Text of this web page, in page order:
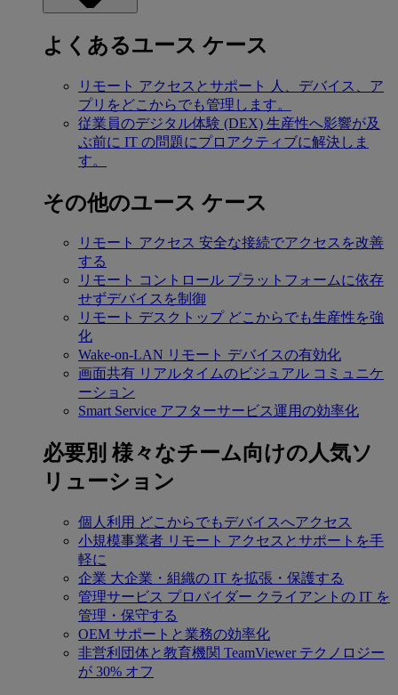
よくあるユース ケース
リモート アクセスとサポート
人、デバイス、ア
プリをどこからでも管理します。
従業員のデジタル体験 (DEX) 生産性へ影響が及
ぶ前に IT の問題にプロアクティブに解決しま
す。
その他のユース ケース
リモート アクセス 安全な接続でアクセスを改善
する
リモート コントロール プラットフォームに依存
せずデバイスを制御
リモート デスクトップ どこからでも生産性を強
化
Wake-on-LAN リモート デバイスの有効化
画面共有 リアルタイムのビジュアル コミュニケ
ーション
Smart Service アフターサービス運用の効率化
必要別 様々なチーム向けの人気ソ
リューション
個人利用 どこからでもデバイスへアクセス
小規模事業者 リモート アクセスとサポートを手
軽に
企業 大企業・組織の IT を拡張・保護する
管理サービス プロバイダー クライアントの IT を
管理・保守する
OEM サポートと業務の効率化
非営利団体と教育機関 TeamViewer テクノロジー
が 30% オフ